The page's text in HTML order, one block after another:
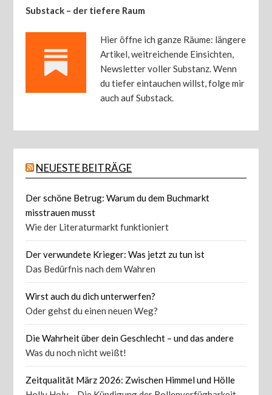
Substack – der tiefere Raum
Hier öffne ich ganze Räume: längere
Artikel, weitreichende Einsichten,
Newsletter voller Substanz. Wenn
du tiefer eintauchen willst, folge mir
auch auf Substack.
NEUESTE BEITRÄGE
Der schöne Betrug: Warum du dem Buchmarkt
misstrauen musst
Wie der Literaturmarkt funktioniert
Der verwundete Krieger: Was jetzt zu tun ist
Das Bedürfnis nach dem Wahren
Wirst auch du dich unterwerfen?
Oder gehst du einen neuen Weg?
Die Wahrheit über dein Geschlecht – und das andere
Was du noch nicht weißt!
Zeitqualität März 2026: Zwischen Himmel und Hölle